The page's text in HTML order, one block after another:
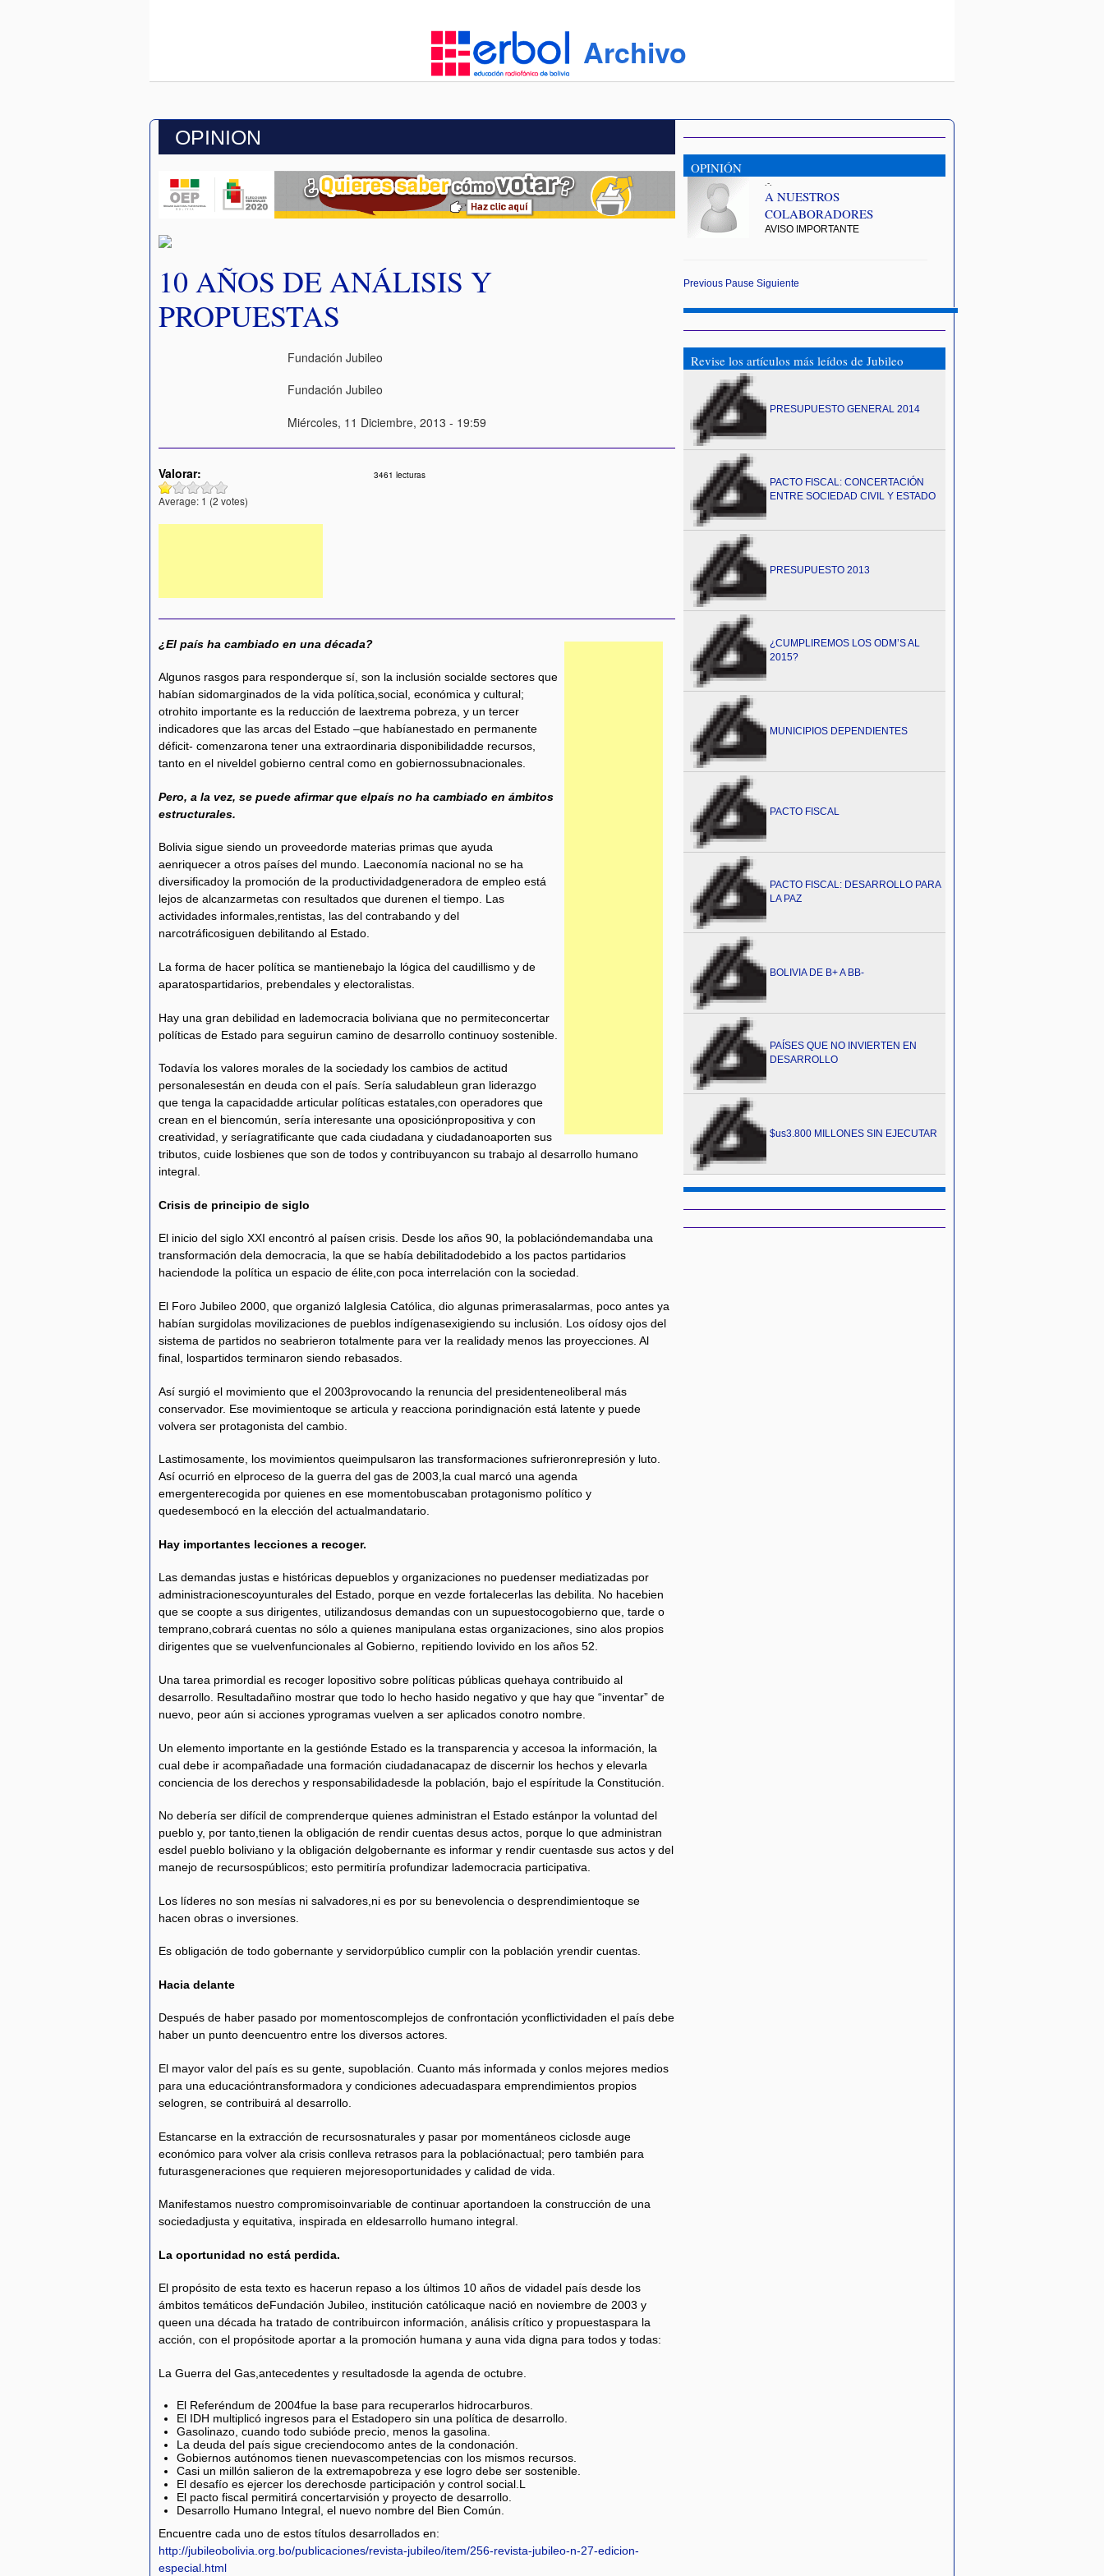
Archivo
OPINION
10 AÑOS DE ANÁLISIS Y
PROPUESTAS
Fundación Jubileo
Fundación Jubileo
Miércoles, 11 Diciembre, 2013 - 19:59
Valorar:
Average: 1 (2 votes)
3461 lecturas
¿El país ha cambiado en una década?
Algunos rasgos para responderque sí, son la inclusión socialde sectores que
habían sidomarginados de la vida política,social, económica y cultural;
otrohito importante es la reducción de laextrema pobreza, y un tercer
indicadores que las arcas del Estado –que habíanestado en permanente
déficit- comenzarona tener una extraordinaria disponibilidadde recursos,
tanto en el niveldel gobierno central como en gobiernossubnacionales.
Pero, a la vez, se puede afirmar que elpaís no ha cambiado en ámbitos
estructurales.
Bolivia sigue siendo un proveedorde materias primas que ayuda
aenriquecer a otros países del mundo. Laeconomía nacional no se ha
diversificadoy la promoción de la productividadgeneradora de empleo está
lejos de alcanzarmetas con resultados que durenen el tiempo. Las
actividades informales,rentistas, las del contrabando y del
narcotráficosiguen debilitando al Estado.
La forma de hacer política se mantienebajo la lógica del caudillismo y de
aparatospartidarios, prebendales y electoralistas.
Hay una gran debilidad en lademocracia boliviana que no permiteconcertar
políticas de Estado para seguirun camino de desarrollo continuoy sostenible.
Todavía los valores morales de la sociedady los cambios de actitud
personalesestán en deuda con el país. Sería saludableun gran liderazgo
que tenga la capacidadde articular políticas estatales,con operadores que
crean en el biencomún, sería interesante una oposiciónpropositiva y con
creatividad, y seríagratificante que cada ciudadana y ciudadanoaporten sus
tributos, cuide losbienes que son de todos y contribuyancon su trabajo al desarrollo humano
integral.
Crisis de principio de siglo
El inicio del siglo XXI encontró al paísen crisis. Desde los años 90, la poblacióndemandaba una
transformación dela democracia, la que se había debilitadodebido a los pactos partidarios
haciendode la política un espacio de élite,con poca interrelación con la sociedad.
El Foro Jubileo 2000, que organizó laIglesia Católica, dio algunas primerasalarmas, poco antes ya
habían surgidolas movilizaciones de pueblos indígenasexigiendo su inclusión. Los oídosy ojos del
sistema de partidos no seabrieron totalmente para ver la realidady menos las proyecciones. Al
final, lospartidos terminaron siendo rebasados.
Así surgió el movimiento que el 2003provocando la renuncia del presidenteneoliberal más
conservador. Ese movimientoque se articula y reacciona porindignación está latente y puede
volvera ser protagonista del cambio.
Lastimosamente, los movimientos queimpulsaron las transformaciones sufrieronrepresión y luto.
Así ocurrió en elproceso de la guerra del gas de 2003,la cual marcó una agenda
emergenterecogida por quienes en ese momentobuscaban protagonismo político y
quedesembocó en la elección del actualmandatario.
Hay importantes lecciones a recoger.
Las demandas justas e históricas depueblos y organizaciones no puedenser mediatizadas por
administracionescoyunturales del Estado, porque en vezde fortalecerlas las debilita. No hacebien
que se coopte a sus dirigentes, utilizandosus demandas con un supuestocogobierno que, tarde o
temprano,cobrará cuentas no sólo a quienes manipulana estas organizaciones, sino alos propios
dirigentes que se vuelvenfuncionales al Gobierno, repitiendo lovivido en los años 52.
Una tarea primordial es recoger lopositivo sobre políticas públicas quehaya contribuido al
desarrollo. Resultadañino mostrar que todo lo hecho hasido negativo y que hay que “inventar” de
nuevo, peor aún si acciones yprogramas vuelven a ser aplicados conotro nombre.
Un elemento importante en la gestiónde Estado es la transparencia y accesoa la información, la
cual debe ir acompañadade una formación ciudadanacapaz de discernir los hechos y elevarla
conciencia de los derechos y responsabilidadesde la población, bajo el espíritude la Constitución.
No debería ser difícil de comprenderque quienes administran el Estado estánpor la voluntad del
pueblo y, por tanto,tienen la obligación de rendir cuentas desus actos, porque lo que administran
esdel pueblo boliviano y la obligación delgobernante es informar y rendir cuentasde sus actos y del
manejo de recursospúblicos; esto permitiría profundizar lademocracia participativa.
Los líderes no son mesías ni salvadores,ni es por su benevolencia o desprendimientoque se
hacen obras o inversiones.
Es obligación de todo gobernante y servidorpúblico cumplir con la población yrendir cuentas.
Hacia delante
Después de haber pasado por momentoscomplejos de confrontación yconflictividaden el país debe
haber un punto deencuentro entre los diversos actores.
El mayor valor del país es su gente, supoblación. Cuanto más informada y conlos mejores medios
para una educacióntransformadora y condiciones adecuadaspara emprendimientos propios
selogren, se contribuirá al desarrollo.
Estancarse en la extracción de recursosnaturales y pasar por momentáneos ciclosde auge
económico para volver ala crisis conlleva retrasos para la poblaciónactual; pero también para
futurasgeneraciones que requieren mejoresoportunidades y calidad de vida.
Manifestamos nuestro compromisoinvariable de continuar aportandoen la construcción de una
sociedadjusta y equitativa, inspirada en eldesarrollo humano integral.
La oportunidad no está perdida.
El propósito de esta texto es hacerun repaso a los últimos 10 años de vidadel país desde los
ámbitos temáticos deFundación Jubileo, institución católicaque nació en noviembre de 2003 y
queen una década ha tratado de contribuircon información, análisis crítico y propuestaspara la
acción, con el propósitode aportar a la promoción humana y auna vida digna para todos y todas:
La Guerra del Gas,antecedentes y resultadosde la agenda de octubre.
El Referéndum de 2004fue la base para recuperarlos hidrocarburos.
El IDH multiplicó ingresos para el Estadopero sin una política de desarrollo.
Gasolinazo, cuando todo subióde precio, menos la gasolina.
La deuda del país sigue creciendocomo antes de la condonación.
Gobiernos autónomos tienen nuevascompetencias con los mismos recursos.
Casi un millón salieron de la extremapobreza y ese logro debe ser sostenible.
El desafío es ejercer los derechosde participación y control social.L
El pacto fiscal permitirá concertarvisión y proyecto de desarrollo.
Desarrollo Humano Integral, el nuevo nombre del Bien Común.
Encuentre cada uno de estos títulos desarrollados en:
http://jubileobolivia.org.bo/publicaciones/revista-jubileo/item/256-revista-jubileo-n-27-edicion-
especial.html
OPINIÓN
.-.
A NUESTROS
COLABORADORES
AVISO IMPORTANTE
Previous Pause Siguiente
Revise los artículos más leídos de Jubileo
PRESUPUESTO GENERAL 2014
PACTO FISCAL: CONCERTACIÓN
ENTRE SOCIEDAD CIVIL Y ESTADO
PRESUPUESTO 2013
¿CUMPLIREMOS LOS ODM’S AL
2015?
MUNICIPIOS DEPENDIENTES
PACTO FISCAL
PACTO FISCAL: DESARROLLO PARA
LA PAZ
BOLIVIA DE B+ A BB-
PAÍSES QUE NO INVIERTEN EN
DESARROLLO
$us3.800 MILLONES SIN EJECUTAR